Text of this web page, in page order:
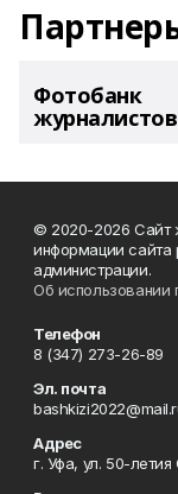
Фотобанк
© 2020-2026 Сайт
информации сайта
администрации.
Об использовании
Телефон
8 (347) 273-26-89
Эл. почта
Адрес
г. Уфа, ул. 50-